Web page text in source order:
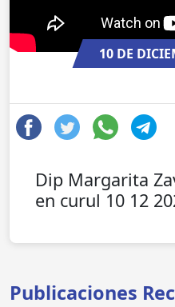
10 DE
Dip Margarita
en curul 10 12
Publicaciones